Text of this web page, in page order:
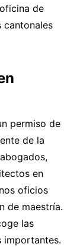
de
cantonales
permiso de
de la
en
oficios
de maestría.
las
importantes.